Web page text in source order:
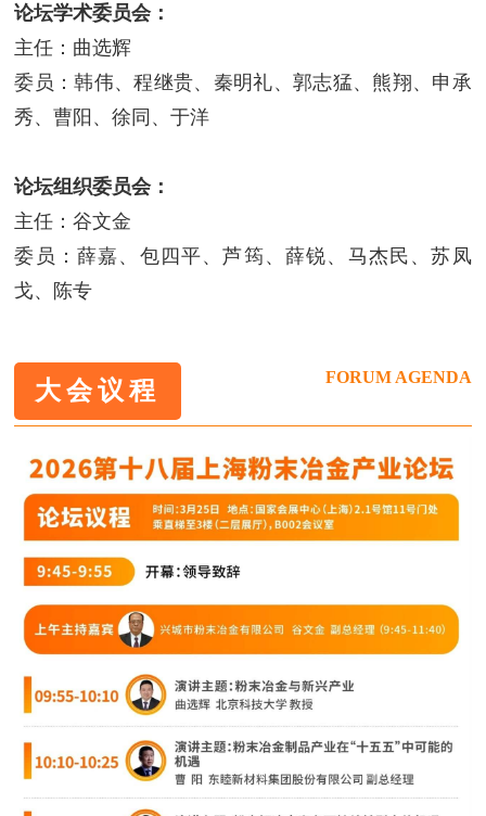
论坛学术委员会：
主任：曲选辉
委员：韩伟、程继贵、秦明礼、郭志猛、熊翔、申承
秀、曹阳、徐同、于洋
论坛组织委员会：
主任：谷文金
委员：薛嘉、包四平、芦筠、薛锐、马杰民、苏凤
戈、陈专
大会议程 FORUM AGENDA